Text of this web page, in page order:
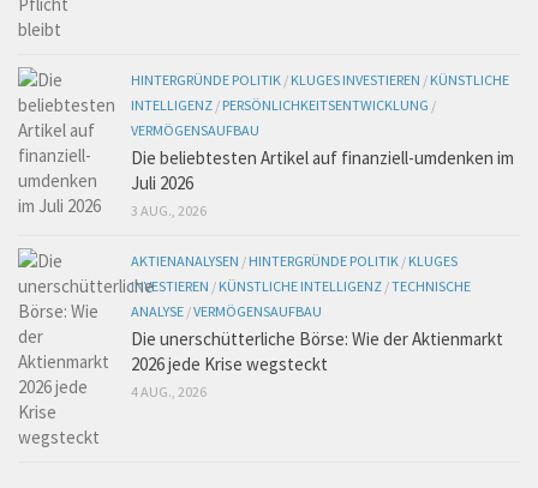
HINTERGRÜNDE POLITIK / KLUGES INVESTIEREN / KÜNSTLICHE
INTELLIGENZ / PERSÖNLICHKEITSENTWICKLUNG /
VERMÖGENSAUFBAU
Die beliebtesten Artikel auf finanziell-umdenken im
Juli 2026
3 AUG., 2026
AKTIENANALYSEN / HINTERGRÜNDE POLITIK / KLUGES
INVESTIEREN / KÜNSTLICHE INTELLIGENZ /TECHNISCHE
ANALYSE /VERMÖGENSAUFBAU
Die unerschütterliche Börse: Wie der Aktienmarkt
2026 jede Krise wegsteckt
4 AUG., 2026